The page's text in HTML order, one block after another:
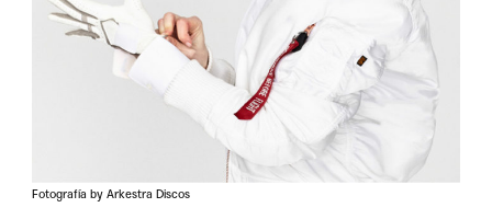
Fotografía by Arkestra Discos